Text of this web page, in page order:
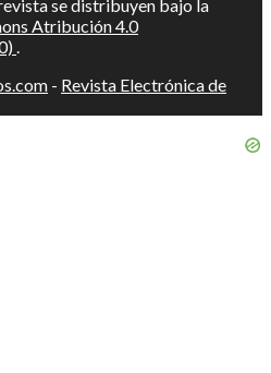
se distribuyen bajo la
Atribución 4.0
.
- Revista Electrónica de